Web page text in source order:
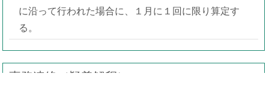
に沿って行われた場合に、１月に１回に限り算定す
る。
事務連絡（疑義解釈）